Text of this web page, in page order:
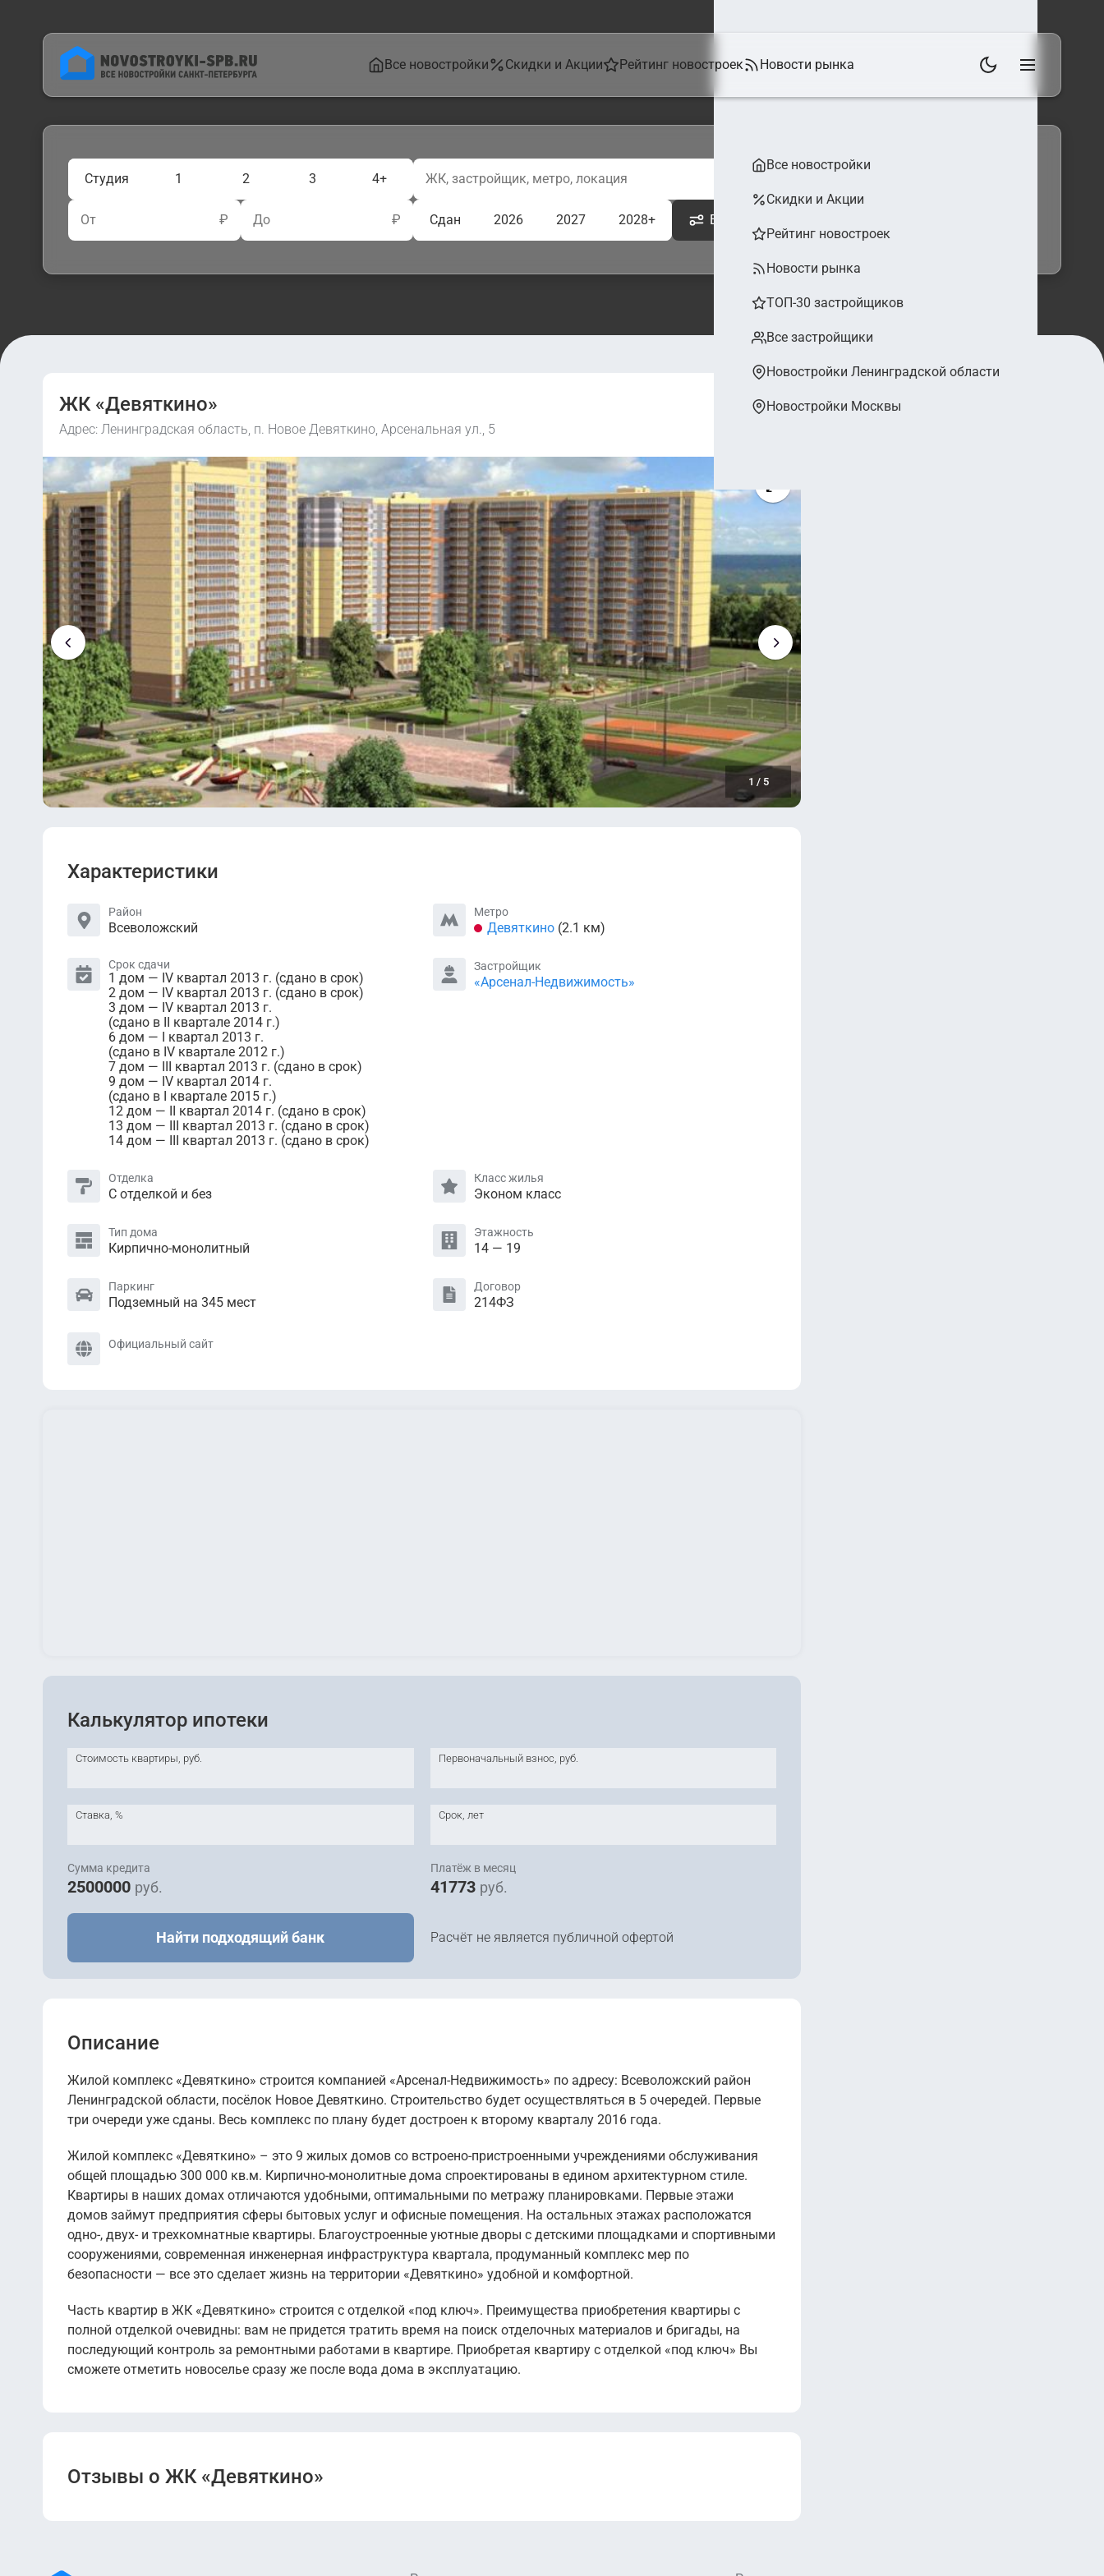
Все новостройки Скидки и Акции Рейтинг новостроек Новости рынка
Все новостройки
Скидки и Акции
Рейтинг новостроек
Новости рынка
ТОП-30 застройщиков
Все застройщики
Новостройки Ленинградской области
Новостройки Москвы
Студия 1 2 3 4+
От ₽ До ₽ Сдан 2026 2027 2028+ Ещё фильтры
ЖК «Девяткино»
Адрес: Ленинградская область, п. Новое Девяткино, Арсенальная ул., 5
1 / 5
Характеристики
Район
Всеволожский
Метро
Девяткино(2.1 км)
Срок сдачи
1 дом — IV квартал 2013 г. (сдано в срок)
2 дом — IV квартал 2013 г. (сдано в срок)
3 дом — IV квартал 2013 г.
(сдано в II квартале 2014 г.)
6 дом — I квартал 2013 г.
(сдано в IV квартале 2012 г.)
7 дом — III квартал 2013 г. (сдано в срок)
9 дом — IV квартал 2014 г.
(сдано в I квартале 2015 г.)
12 дом — II квартал 2014 г. (сдано в срок)
13 дом — III квартал 2013 г. (сдано в срок)
14 дом — III квартал 2013 г. (сдано в срок)
Застройщик
«Арсенал-Недвижимость»
Отделка
С отделкой и без
Класс жилья
Эконом класс
Тип дома
Кирпично-монолитный
Этажность
14 — 19
Паркинг
Подземный на 345 мест
Договор
214ФЗ
Официальный сайт
Калькулятор ипотеки
Стоимость квартиры, руб. Первоначальный взнос, руб.
Ставка, % Срок, лет
Сумма кредита
2500000 руб.
Платёж в месяц
41773 руб.
Найти подходящий банк Расчёт не является публичной офертой
Описание
Жилой комплекс «Девяткино» строится компанией «Арсенал-Недвижимость» по адресу: Всеволожский район
Ленинградской области, посёлок Новое Девяткино. Строительство будет осуществляться в 5 очередей. Первые
три очереди уже сданы. Весь комплекс по плану будет достроен к второму кварталу 2016 года.
Жилой комплекс «Девяткино» – это 9 жилых домов со встроено-пристроенными учреждениями обслуживания
общей площадью 300 000 кв.м. Кирпично-монолитные дома спроектированы в едином архитектурном стиле.
Квартиры в наших домах отличаются удобными, оптимальными по метражу планировками. Первые этажи
домов займут предприятия сферы бытовых услуг и офисные помещения. На остальных этажах расположатся
одно-, двух- и трехкомнатные квартиры. Благоустроенные уютные дворы с детскими площадками и спортивными
сооружениями, современная инженерная инфраструктура квартала, продуманный комплекс мер по
безопасности — все это сделает жизнь на территории «Девяткино» удобной и комфортной.
Часть квартир в ЖК «Девяткино» строится с отделкой «под ключ». Преимущества приобретения квартиры с
полной отделкой очевидны: вам не придется тратить время на поиск отделочных материалов и бригады, на
последующий контроль за ремонтными работами в квартире. Приобретая квартиру с отделкой «под ключ» Вы
сможете отметить новоселье сразу же после вода дома в эксплуатацию.
Отзывы о ЖК «Девяткино»